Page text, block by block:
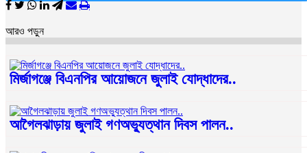
আরও পড়ুন
মির্জাগঞ্জে বিএনপির আয়োজনে জুলাই যোদ্ধাদের..
আগৈলঝাড়ায় জুলাই গণঅভ্যুত্থান দিবস পালন..